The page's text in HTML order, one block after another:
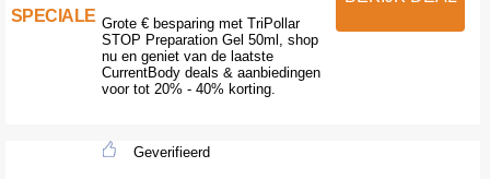
SPECIALE Grote € besparing met TriPollar
STOP Preparation Gel 50ml, shop
nu en geniet van de laatste
CurrentBody deals & aanbiedingen
voor tot 20% - 40% korting.
Geverifieerd